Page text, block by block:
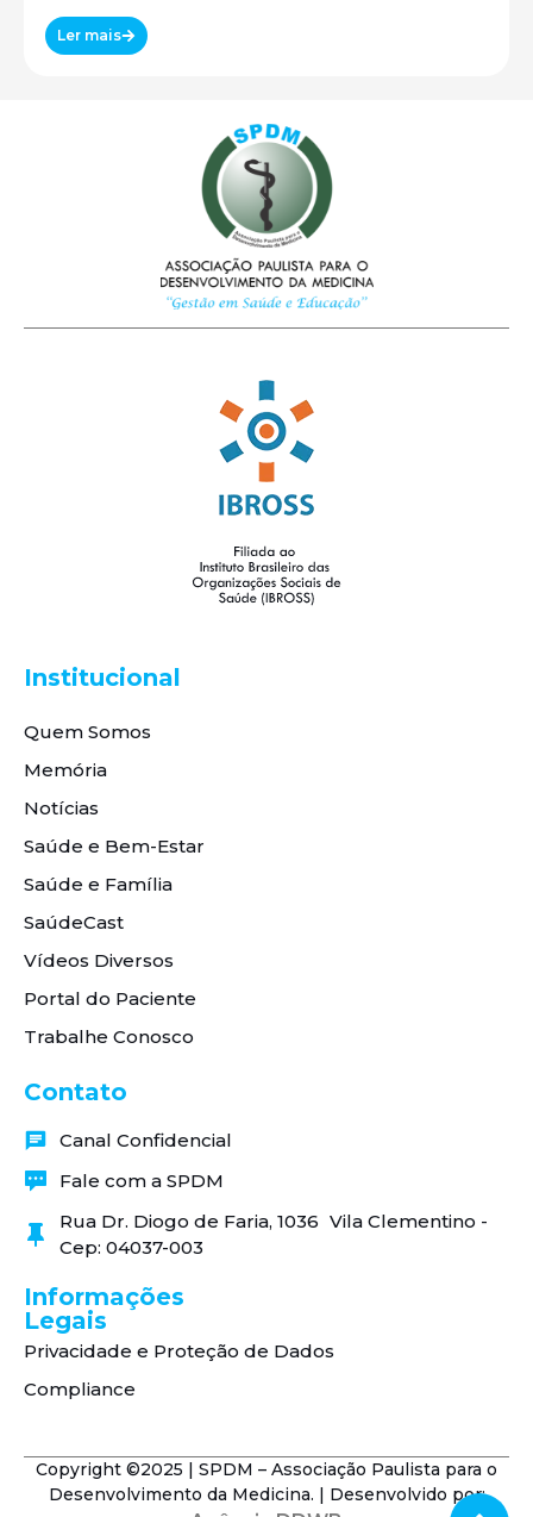
Ler mais
Institucional
Quem Somos
Memória
Notícias
Saúde e Bem-Estar
Saúde e Família
SaúdeCast
Vídeos Diversos
Portal do Paciente
Trabalhe Conosco
Contato
Canal Confidencial
Fale com a SPDM
Rua Dr. Diogo de Faria, 1036 Vila Clementino -
Cep: 04037-003
Informações
Legais
Privacidade e Proteção de Dados
Compliance
Copyright ©2025 | SPDM – Associação Paulista para o
Desenvolvimento da Medicina. | Desenvolvido por: